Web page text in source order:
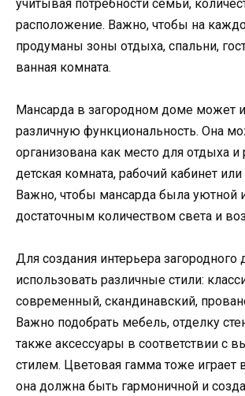
учитывая потребности семьи,
расположение. Важно, чтобы на
продуманы зоны отдыха, спальни,
ванная комната.
Мансарда в загородном доме может
различную функциональность. Она
организована как место для отдыха и
детская комната, рабочий кабинет или
Важно, чтобы мансарда была уютной
достаточным количеством света и
Для создания интерьера
использовать различные стили:
современный, скандинавский,
Важно подобрать мебель, отделку
также аксессуары в соответствии с
стилем. Цветовая гамма тоже
она должна быть гармоничной и